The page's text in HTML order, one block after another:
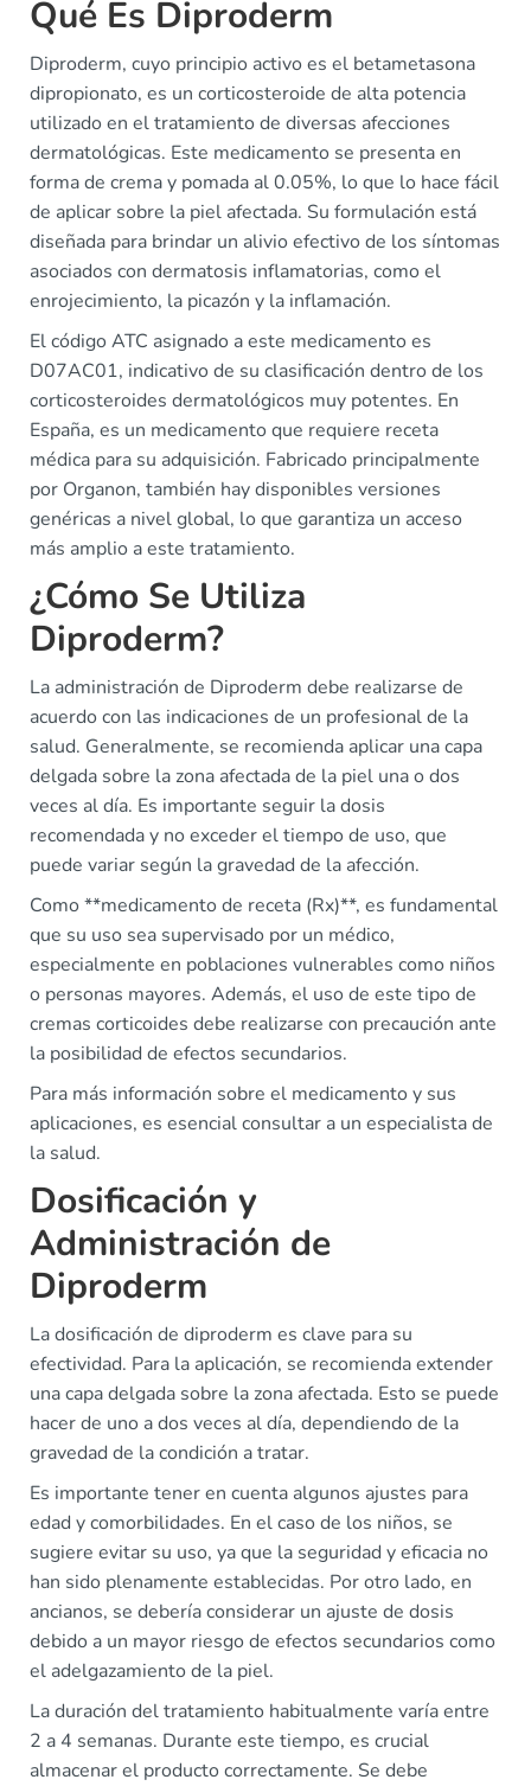
Qué Es Diproderm
Diproderm, cuyo principio activo es el betametasona
dipropionato, es un corticosteroide de alta potencia
utilizado en el tratamiento de diversas afecciones
dermatológicas. Este medicamento se presenta en
forma de crema y pomada al 0.05%, lo que lo hace fácil
de aplicar sobre la piel afectada. Su formulación está
diseñada para brindar un alivio efectivo de los síntomas
asociados con dermatosis inflamatorias, como el
enrojecimiento, la picazón y la inflamación.
El código ATC asignado a este medicamento es
D07AC01, indicativo de su clasificación dentro de los
corticosteroides dermatológicos muy potentes. En
España, es un medicamento que requiere receta
médica para su adquisición. Fabricado principalmente
por Organon, también hay disponibles versiones
genéricas a nivel global, lo que garantiza un acceso
más amplio a este tratamiento.
¿Cómo Se Utiliza
Diproderm?
La administración de Diproderm debe realizarse de
acuerdo con las indicaciones de un profesional de la
salud. Generalmente, se recomienda aplicar una capa
delgada sobre la zona afectada de la piel una o dos
veces al día. Es importante seguir la dosis
recomendada y no exceder el tiempo de uso, que
puede variar según la gravedad de la afección.
Como **medicamento de receta (Rx)**, es fundamental
que su uso sea supervisado por un médico,
especialmente en poblaciones vulnerables como niños
o personas mayores. Además, el uso de este tipo de
cremas corticoides debe realizarse con precaución ante
la posibilidad de efectos secundarios.
Para más información sobre el medicamento y sus
aplicaciones, es esencial consultar a un especialista de
la salud.
Dosificación y
Administración de
Diproderm
La dosificación de diproderm es clave para su
efectividad. Para la aplicación, se recomienda extender
una capa delgada sobre la zona afectada. Esto se puede
hacer de uno a dos veces al día, dependiendo de la
gravedad de la condición a tratar.
Es importante tener en cuenta algunos ajustes para
edad y comorbilidades. En el caso de los niños, se
sugiere evitar su uso, ya que la seguridad y eficacia no
han sido plenamente establecidas. Por otro lado, en
ancianos, se debería considerar un ajuste de dosis
debido a un mayor riesgo de efectos secundarios como
el adelgazamiento de la piel.
La duración del tratamiento habitualmente varía entre
2 a 4 semanas. Durante este tiempo, es crucial
almacenar el producto correctamente. Se debe